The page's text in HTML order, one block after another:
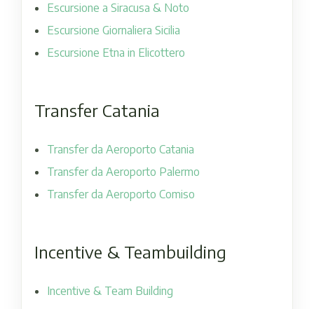
Escursione a Siracusa & Noto
Escursione Giornaliera Sicilia
Escursione Etna in Elicottero
Transfer Catania
Transfer da Aeroporto Catania
Transfer da Aeroporto Palermo
Transfer da Aeroporto Comiso
Incentive & Teambuilding
Incentive & Team Building